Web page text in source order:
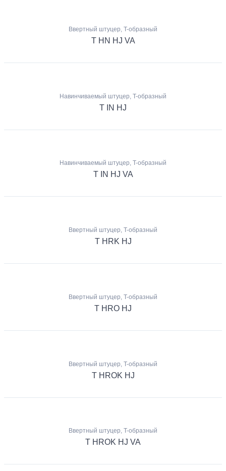
Ввертный штуцер, T-образный
T HN HJ VA
Навинчиваемый штуцер, T-образный
T IN HJ
Навинчиваемый штуцер, T-образный
T IN HJ VA
Ввертный штуцер, T-образный
T HRK HJ
Ввертный штуцер, T-образный
T HRO HJ
Ввертный штуцер, T-образный
T HROK HJ
Ввертный штуцер, T-образный
T HROK HJ VA